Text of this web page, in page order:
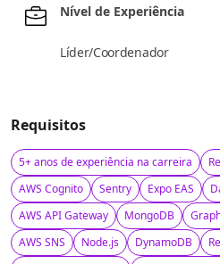
Nível de Experiência
Líder/Coordenador
Requisitos
5+ anos de experiência na carreira
AWS Cognito
Sentry Expo EAS
AWS API Gateway
MongoDB
AWS SNS
Node.js DynamoDB